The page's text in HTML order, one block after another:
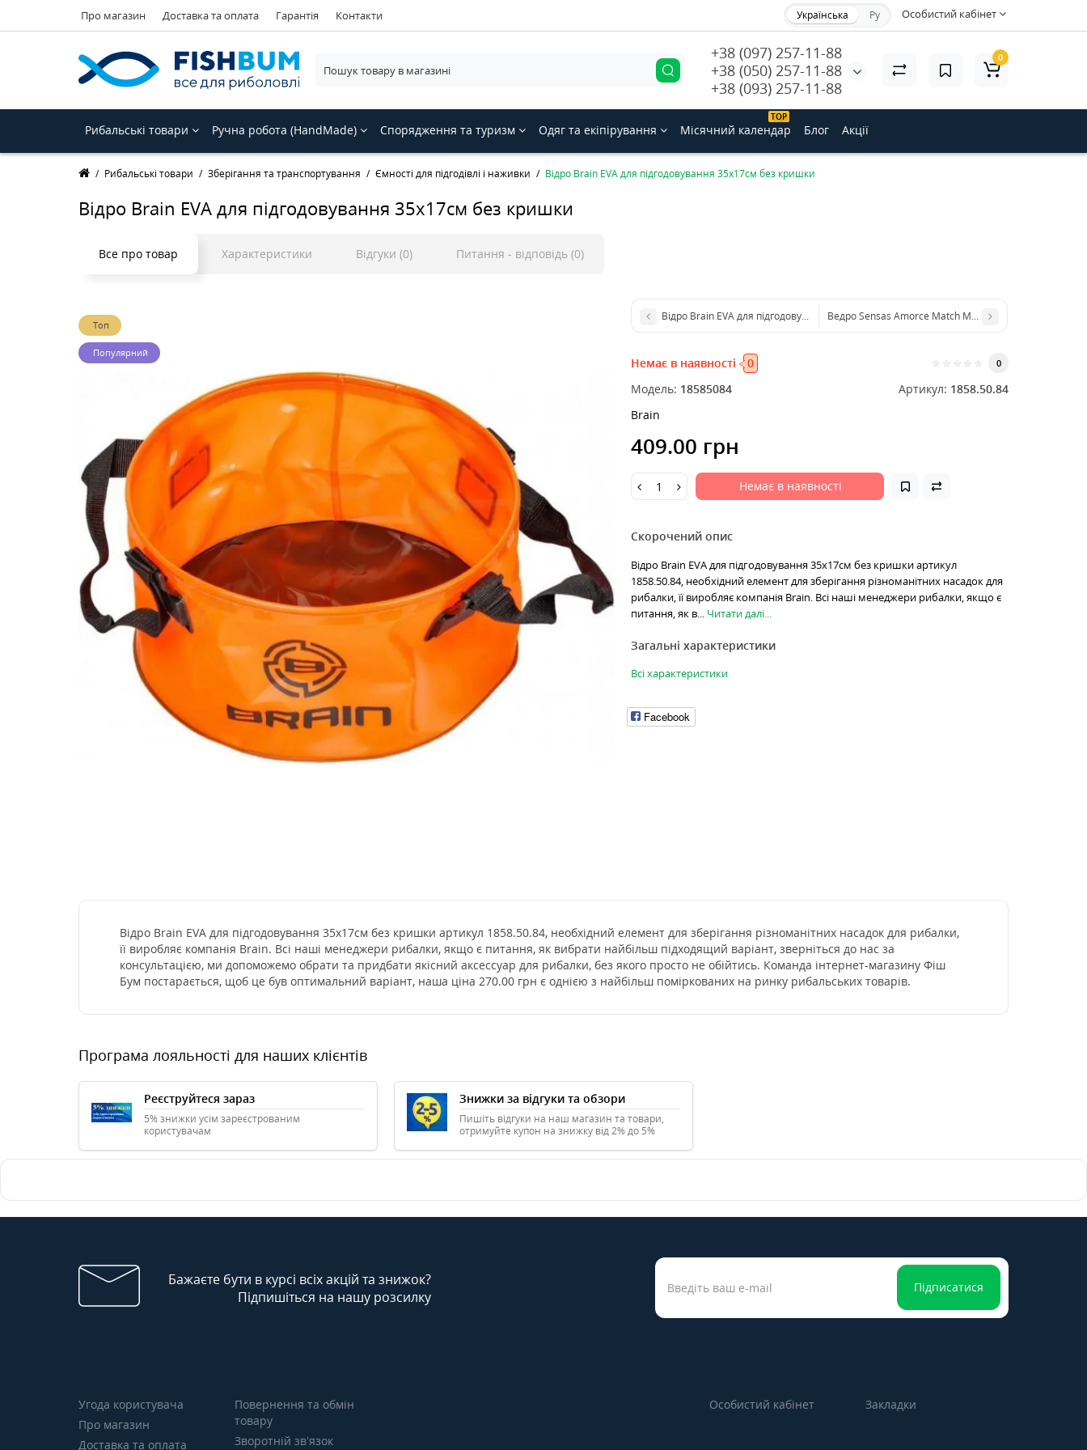
Про магазин Доставка та оплата Гарантія Контакти Особистий кабінет
Українська Ру
+38 (097) 257-11-88
+38 (050) 257-11-88
+38 (093) 257-11-88
0
Рибальські товари Ручна робота (HandMade) Спорядження та туризм Одяг та екіпірування
ТОP
Місячний календар Блог Акції
Рибальські товари Зберігання та транспортування Ємності для підгодівлі і наживки Відро Brain EVA для підгодовування 35х17см без кришки
Відро Brain EVA для підгодовування 35х17см без кришки
Все про товар Характеристики Відгуки (0) Питання - відповідь (0)
Топ
Популярний
Відро Brain EVA для підгодовування 30х13см з кришкоюВедро Sensas Amorce Match MM для прикормки ( 40
Немає в наявності 0 0
Модель: 18585084 Артикул: 1858.50.84
Brain
409.00 грн
Немає в наявності
Скорочений опис
Відро Brain EVA для підгодовування 35х17см без кришки артикул
1858.50.84, необхідний елемент для зберігання різноманітних насадок для
рибалки, її виробляє компанія Brain. Всі наші менеджери рибалки, якщо є
питання, як в... Читати далі...
Загальні характеристики
Всі характеристики
Facebook
Відро Brain EVA для підгодовування 35х17см без кришки артикул 1858.50.84, необхідний елемент для зберігання різноманітних насадок для рибалки,
її виробляє компанія Brain. Всі наші менеджери рибалки, якщо є питання, як вибрати найбільш підходящий варіант, зверніться до нас за
консультацією, ми допоможемо обрати та придбати якісний аксессуар для рибалки, без якого просто не обійтись. Команда інтернет-магазину Фіш
Бум постарається, щоб це був оптимальний варіант, наша ціна 270.00 грн є однією з найбільш поміркованих на ринку рибальських товарів.
Програма лояльності для наших клієнтів
Реєструйтеся зараз
5% знижки усім зареєстрованим
користувачам
Знижки за відгуки та обзори
Пишіть відгуки на наш магазин та товари,
отримуйте купон на знижку від 2% до 5%
Бажаєте бути в курсі всіх акцій та знижок?
Підпишіться на нашу розсилку
Підписатися
Угода користувача
Про магазин
Доставка та оплата
Повернення та обмін
товару
Зворотній зв’язок
Особистий кабінет Закладки